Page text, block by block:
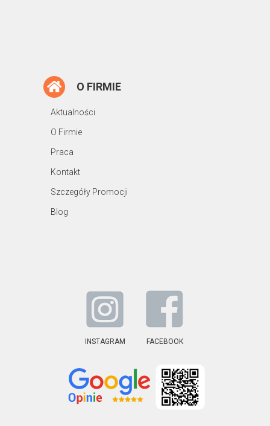
O FIRMIE
Aktualności
O Firmie
Praca
Kontakt
Szczegóły Promocji
Blog
INSTAGRAM FACEBOOK